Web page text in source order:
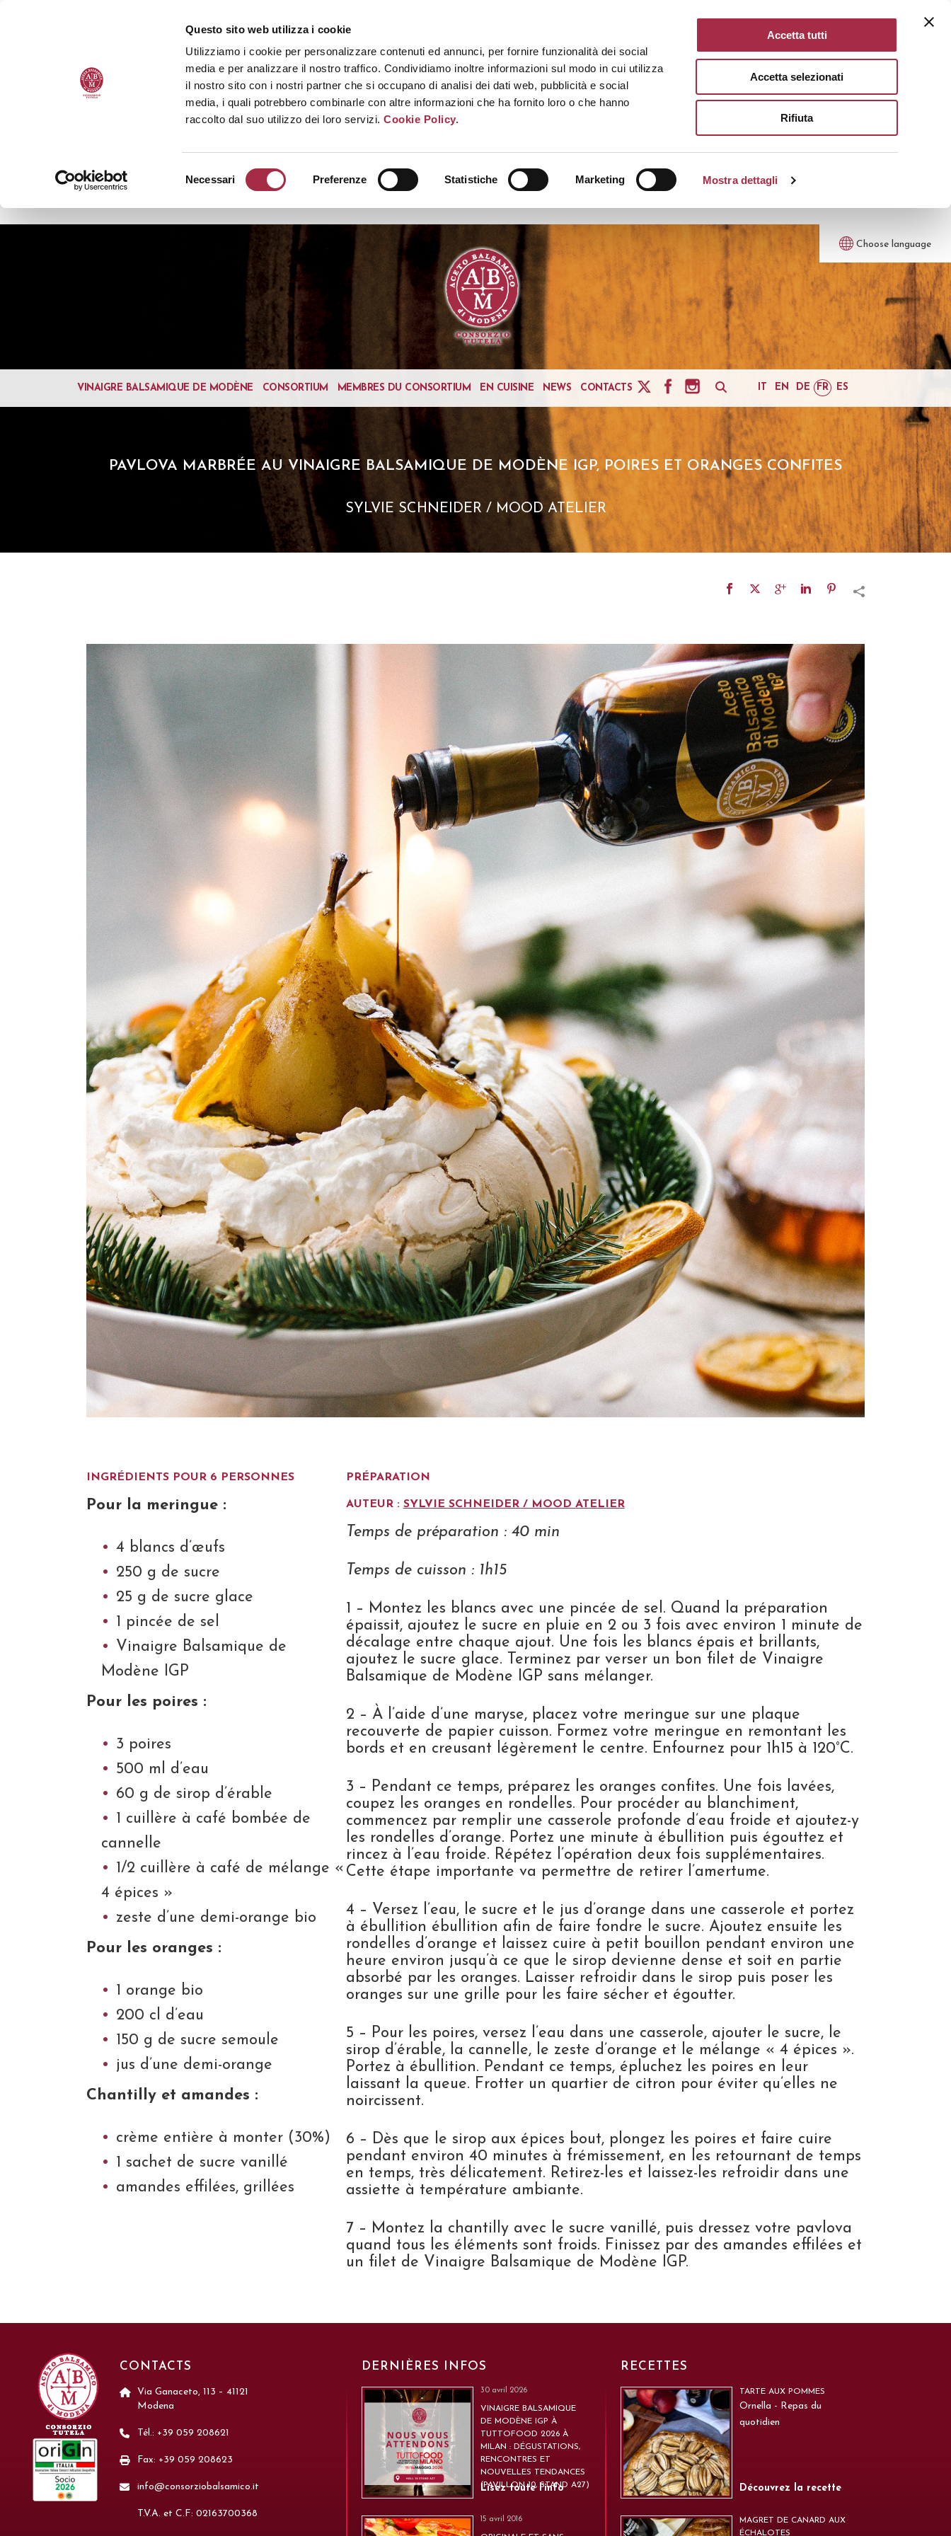
Questo sito web utilizza i cookie
Utilizziamo i cookie per personalizzare contenuti ed annunci, per fornire funzionalità dei social
media e per analizzare il nostro traffico. Condividiamo inoltre informazioni sul modo in cui utilizza
il nostro sito con i nostri partner che si occupano di analisi dei dati web, pubblicità e social
media, i quali potrebbero combinarle con altre informazioni che ha fornito loro o che hanno
raccolto dal suo utilizzo dei loro servizi.Cookie Policy.
Necessari Preferenze Statistiche Marketing Mostra dettagli
Accetta tutti
Accetta selezionati
Rifiuta
Choose language
PAVLOVA MARBRÉE AU VINAIGRE BALSAMIQUE DE MODÈNE IGP, POIRES ET ORANGES CONFITES
SYLVIE SCHNEIDER / MOOD ATELIER
VINAIGRE BALSAMIQUE DE MODÈNE CONSORTIUM MEMBRES DU CONSORTIUM EN CUISINE NEWS CONTACTS IT EN DE FR ES
INGRÉDIENTS POUR 6 PERSONNES
Pour la meringue :
4 blancs d’œufs
250 g de sucre
25 g de sucre glace
1 pincée de sel
Vinaigre Balsamique de
Modène IGP
Pour les poires :
3 poires
500 ml d’eau
60 g de sirop d’érable
1 cuillère à café bombée de
cannelle
1/2 cuillère à café de mélange «
4 épices »
zeste d’une demi-orange bio
Pour les oranges :
1 orange bio
200 cl d’eau
150 g de sucre semoule
jus d’une demi-orange
Chantilly et amandes :
crème entière à monter (30%)
1 sachet de sucre vanillé
amandes effilées, grillées
PRÉPARATION
AUTEUR : SYLVIE SCHNEIDER / MOOD ATELIER
Temps de préparation : 40 min
Temps de cuisson : 1h15
1 – Montez les blancs avec une pincée de sel. Quand la préparation
épaissit, ajoutez le sucre en pluie en 2 ou 3 fois avec environ 1 minute de
décalage entre chaque ajout. Une fois les blancs épais et brillants,
ajoutez le sucre glace. Terminez par verser un bon filet de Vinaigre
Balsamique de Modène IGP sans mélanger.
2 – À l’aide d’une maryse, placez votre meringue sur une plaque
recouverte de papier cuisson. Formez votre meringue en remontant les
bords et en creusant légèrement le centre. Enfournez pour 1h15 à 120°C.
3 – Pendant ce temps, préparez les oranges confites. Une fois lavées,
coupez les oranges en rondelles. Pour procéder au blanchiment,
commencez par remplir une casserole profonde d’eau froide et ajoutez-y
les rondelles d’orange. Portez une minute à ébullition puis égouttez et
rincez à l’eau froide. Répétez l’opération deux fois supplémentaires.
Cette étape importante va permettre de retirer l’amertume.
4 – Versez l’eau, le sucre et le jus d’orange dans une casserole et portez
à ébullition ébullition afin de faire fondre le sucre. Ajoutez ensuite les
rondelles d’orange et laissez cuire à petit bouillon pendant environ une
heure environ jusqu’à ce que le sirop devienne dense et soit en partie
absorbé par les oranges. Laisser refroidir dans le sirop puis poser les
oranges sur une grille pour les faire sécher et égoutter.
5 – Pour les poires, versez l’eau dans une casserole, ajouter le sucre, le
sirop d’érable, la cannelle, le zeste d’orange et le mélange « 4 épices ».
Portez à ébullition. Pendant ce temps, épluchez les poires en leur
laissant la queue. Frotter un quartier de citron pour éviter qu’elles ne
noircissent.
6 – Dès que le sirop aux épices bout, plongez les poires et faire cuire
pendant environ 40 minutes à frémissement, en les retournant de temps
en temps, très délicatement. Retirez-les et laissez-les refroidir dans une
assiette à température ambiante.
7 – Montez la chantilly avec le sucre vanillé, puis dressez votre pavlova
quand tous les éléments sont froids. Finissez par des amandes effilées et
un filet de Vinaigre Balsamique de Modène IGP.
CONTACTS
Via Ganaceto, 113 – 41121
Modena
Tél.: +39 059 208621
Fax: +39 059 208623
info@consorziobalsamico.it
T.V.A. et C.F: 02163700368
DERNIÈRES INFOS
30 avril 2026
VINAIGRE BALSAMIQUE
DE MODÈNE IGP À
TUTTOFOOD 2026 À
MILAN : DÉGUSTATIONS,
RENCONTRES ET
NOUVELLES TENDANCES
(PAVILLON 10, STAND A27)
Lisez toute l’info
15 avril 2016
RECETTES
TARTE AUX POMMES
Ornella - Repas du
quotidien
Découvrez la recette
MAGRET DE CANARD AUX
ÉCHALOTES